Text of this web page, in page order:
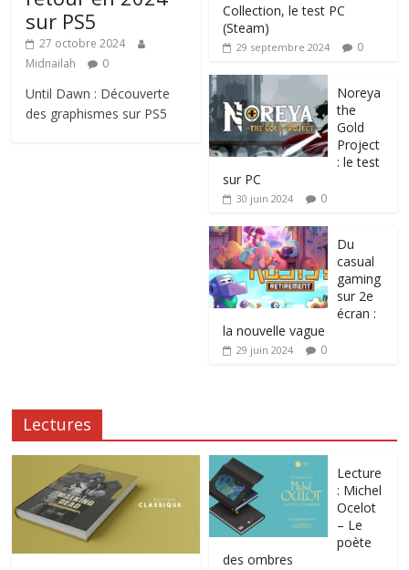
sur PS5
27 octobre 2024
Midnailah
0
Until Dawn : Découverte
des graphismes sur PS5
Collection, le test PC
(Steam)
29 septembre 2024 0
Noreya
the
Gold
Project
: le test
sur PC
30 juin 2024 0
Du
casual
gaming
sur 2e
écran :
la nouvelle vague
29 juin 2024 0
Lectures
Lecture
: Michel
Ocelot
– Le
poète
des ombres